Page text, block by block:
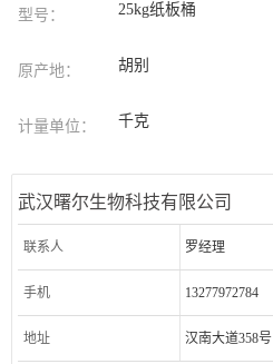
型号： 25kg纸板桶
原产地： 胡别
计量单位： 千克
武汉曙尔生物科技有限公司
联系人 罗经理
手机 13277972784
地址 汉南大道358号